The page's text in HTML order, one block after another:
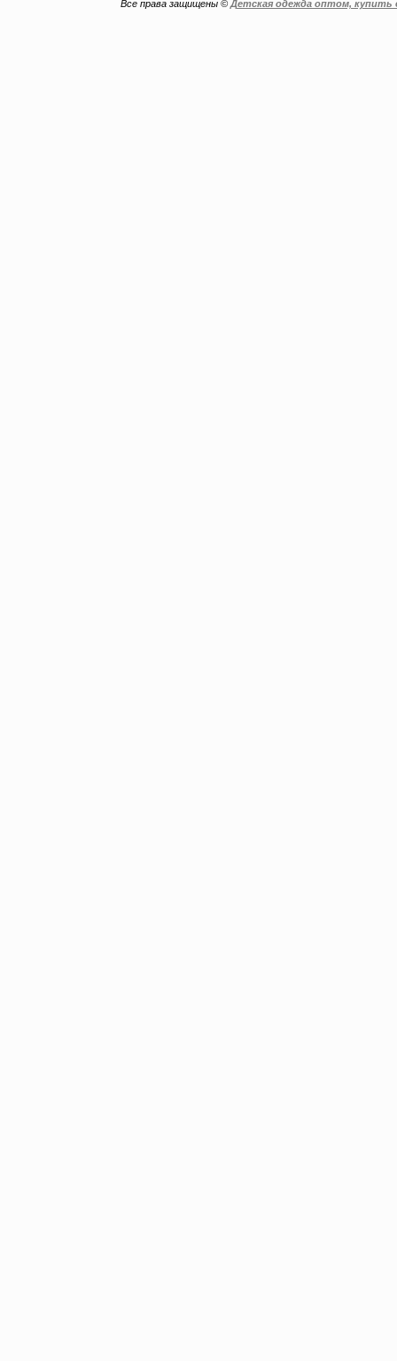
Все права защищены © Детская одежда оптом,